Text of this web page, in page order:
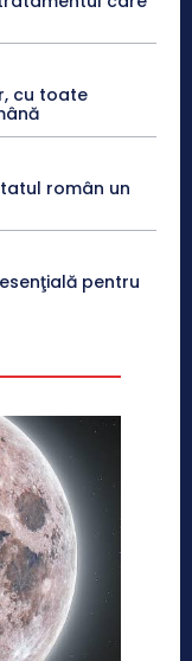
cu toate
român un
pentru